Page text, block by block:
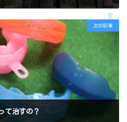
次の記事
て治すの？